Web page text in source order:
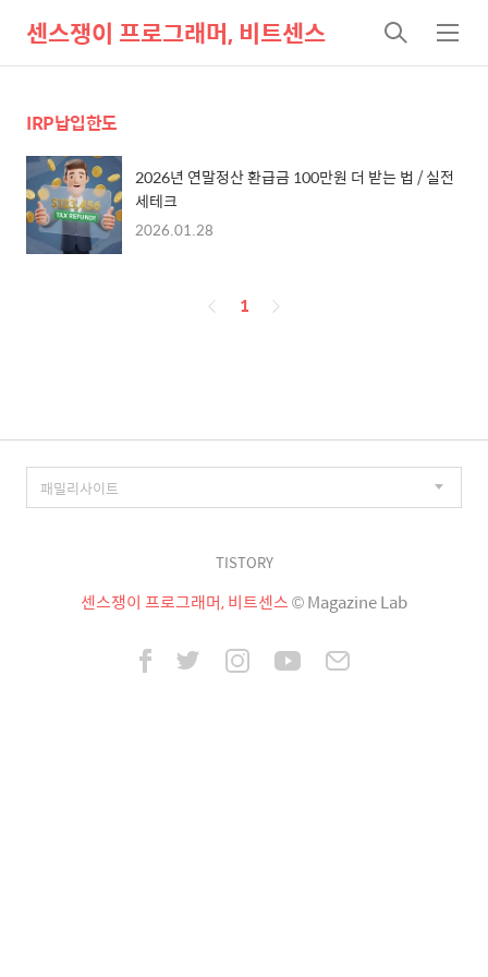
센스쟁이 프로그래머, 비트센스
검
색
메
뉴
IRP납입한도
2026년 연말정산 환급금 100만원 더 받는 법 / 실전
세테크
2026.01.28
페
1
TISTORY
센스쟁이 프로그래머, 비트센스© Magazine Lab